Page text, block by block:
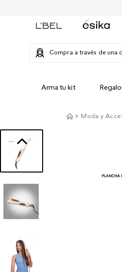
Compra a través de una
Arma tu kit
Moda y